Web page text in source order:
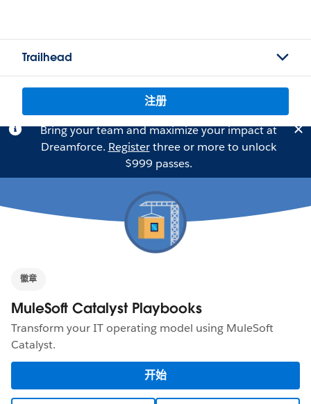
Trailhead
注册
Bring your team and maximize your impact at
Dreamforce. Registerthree or more to unlock
$999 passes.
徽章
MuleSoft Catalyst Playbooks
Transform your IT operating model using MuleSoft
Catalyst.
开始